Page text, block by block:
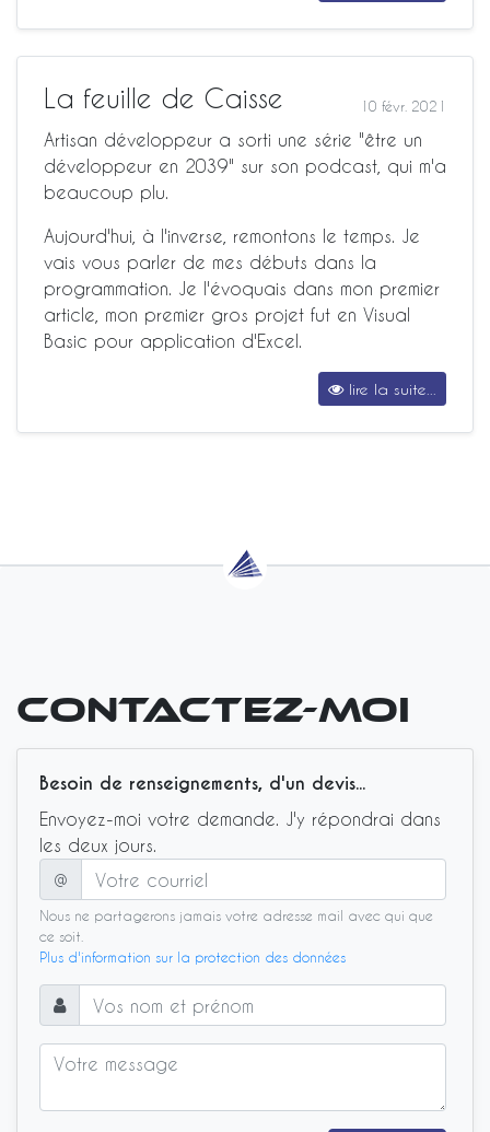
La feuille de Caisse 10 févr. 2021
Artisan développeur a sorti une série "être un
développeur en 2039" sur son podcast, qui m'a
beaucoup plu.
Aujourd'hui, à l'inverse, remontons le temps. Je
vais vous parler de mes débuts dans la
programmation. Je l'évoquais dans mon premier
article, mon premier gros projet fut en Visual
Basic pour application d'Excel.
lire la suite...
Contactez-moi
Besoin de renseignements, d'un devis...
Envoyez-moi votre demande. J'y répondrai dans
les deux jours.
Information
@
Nous ne partagerons jamais votre adresse mail avec qui que
ce soit.
Plus d'information sur la protection des données
Email
Username
Message